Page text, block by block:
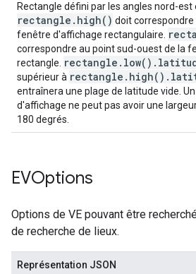
Rectangle défini par les angles nord-est
rectangle.high() doit
fenêtre d'affichage rectangulaire.
correspondre au point sud-ouest de la
rectangle.
supérieur à
entraînera une plage de latitude vide.
d'affichage ne peut pas avoir une
180 degrés.
EVOptions
Options de VE pouvant être
de recherche de lieux.
Représentation JSON